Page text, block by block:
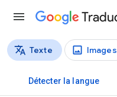
Types de traductions
Texte Images
Détecter la langue